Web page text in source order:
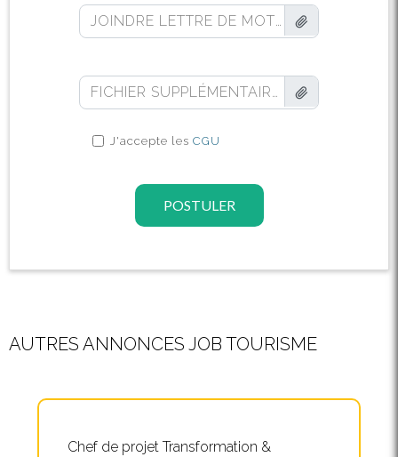
J'accepte les CGU
POSTULER
AUTRES ANNONCES JOB TOURISME
Chef de projet Transformation &